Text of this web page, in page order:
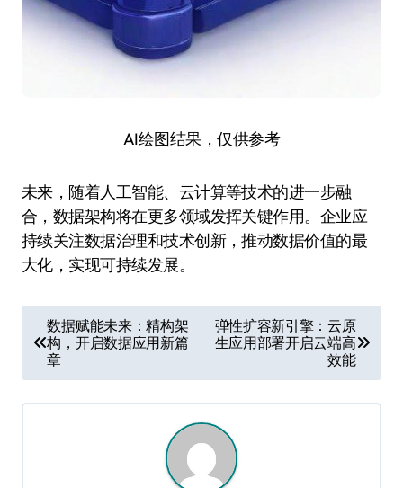
AI绘图结果，仅供参考
未来，随着人工智能、云计算等技术的进一步融
合，数据架构将在更多领域发挥关键作用。企业应
持续关注数据治理和技术创新，推动数据价值的最
大化，实现可持续发展。
章
导
航
数据赋能未来：精构架
构，开启数据应用新篇
章
弹性扩容新引擎：云原
生应用部署开启云端高
效能